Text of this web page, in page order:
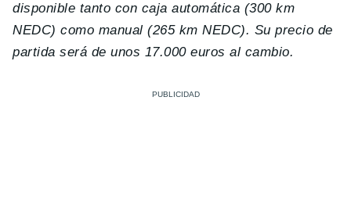
disponible tanto con caja automática (300 km
NEDC) como manual (265 km NEDC). Su precio de
partida será de unos 17.000 euros al cambio.